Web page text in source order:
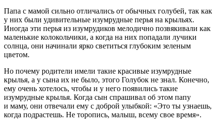
Папа с мамой сильно отличались от обычных голубей, так как
у них были удивительные изумрудные перья на крыльях.
Иногда эти перья из изумрудиков мелодично позвякивали как
маленькие колокольчики, а когда на них попадали лучики
солнца, они начинали ярко светиться глубоким зеленым
цветом.
Но почему родители имели такие красивые изумрудные
крылья, а у сына их не было, этого Голубок не знал. Конечно,
ему очень хотелось, чтобы и у него появились такие
изумрудные крылья. Когда сын спрашивал об этом папу
и маму, они отвечали ему с доброй улыбкой: «Это ты узнаешь,
когда подрастешь. Не торопись, малыш, всему свое время».